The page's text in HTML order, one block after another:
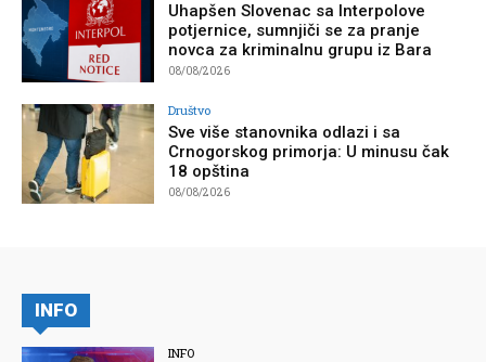
Uhapšen Slovenac sa Interpolove
potjernice, sumnjiči se za pranje
novca za kriminalnu grupu iz Bara
08/08/2026
Društvo
Sve više stanovnika odlazi i sa
Crnogorskog primorja: U minusu čak
18 opština
08/08/2026
INFO
INFO